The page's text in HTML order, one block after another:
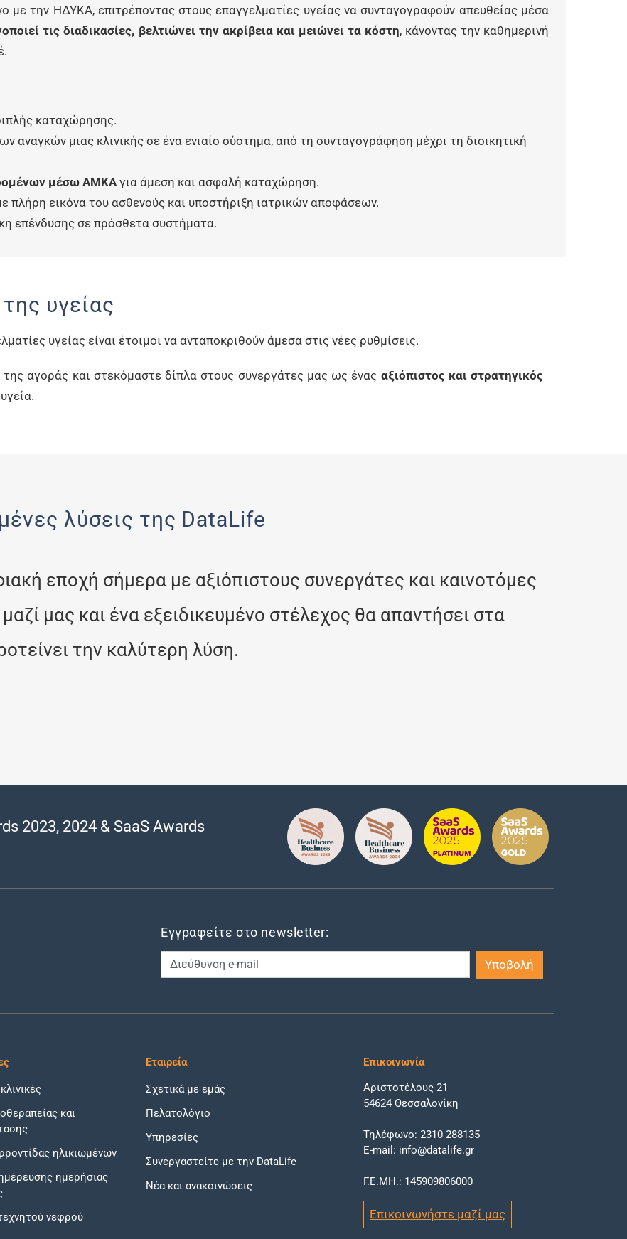
με την ΗΔΥΚΑ, επιτρέποντας στους επαγγελματίες υγείας να συνταγογραφούν απευθείας μέσα
τις διαδικασίες, βελτιώνει την ακρίβεια και μειώνει τα κόστη, κάνοντας την καθημερινή
καταχώρησης.
αναγκών μιας κλινικής σε ένα ενιαίο σύστημα, από τη συνταγογράφηση μέχρι τη διοικητική
μέσω ΑΜΚΑγια άμεση και ασφαλή καταχώρηση.
πλήρη εικόνα του ασθενούς και υποστήριξη ιατρικών αποφάσεων.
επένδυσης σε πρόσθετα συστήματα.
υγείας
υγείας είναι έτοιμοι να ανταποκριθούν άμεσα στις νέες ρυθμίσεις.
της αγοράς και στεκόμαστε δίπλα στους συνεργάτες μας ως ένας αξιόπιστος και στρατηγικός
λύσεις της DataLife
εποχή σήμερα με αξιόπιστους συνεργάτες και καινοτόμες
μας και ένα εξειδικευμένο στέλεχος θα απαντήσει στα
την καλύτερη λύση.
2023, 2024 & SaaS Awards
Εγγραφείτε στο newsletter:
και
ηλικιωμένων
ημερήσιας
νεφρού
Εταιρεία
Σχετικά με εμάς
Πελατολόγιο
Υπηρεσίες
Συνεργαστείτε με την DataLife
Νέα και ανακοινώσεις
Επικοινωνία
Αριστοτέλους 21
54624 Θεσσαλονίκη
Τηλέφωνο: 2310 288135
E-mail: info@datalife.gr
Γ.Ε.ΜΗ.: 145909806000
Επικοινωνήστε μαζί μας